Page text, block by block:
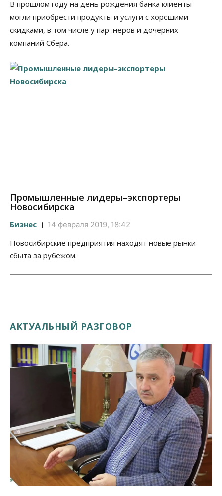
В прошлом году на день рождения банка клиенты
могли приобрести продукты и услуги с хорошими
скидками, в том числе у партнеров и дочерних
компаний Сбера.
Промышленные лидеры–экспортеры
Новосибирска
Бизнес 14 февраля 2019, 18:42
Новосибирские предприятия находят новые рынки
сбыта за рубежом.
АКТУАЛЬНЫЙ РАЗГОВОР